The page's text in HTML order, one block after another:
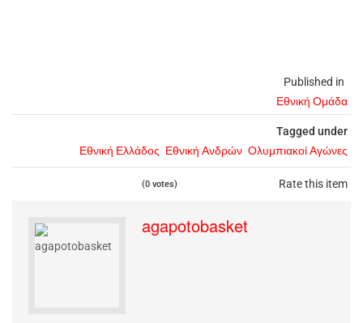
Published in
Εθνική Ομάδα
Tagged under
Εθνική Ελλάδος Εθνική Ανδρών Ολυμπιακοί Αγώνες
Rate this item
(0 votes)
agapotobasket